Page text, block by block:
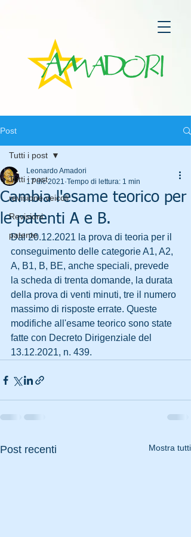
Post
Tutti i post
revisione veicoli
Revisioni
patente
Tutti i post
Cambia l'esame teorico per
le patenti A e B.
Leonardo Amadori
17 dic 2021 Tempo di lettura: 1 min
Dal 20.12.2021 la prova di teoria per il
conseguimento delle categorie A1, A2,
A, B1, B, BE, anche speciali, prevede
la scheda di trenta domande, la durata
della prova di venti minuti, tre il numero
massimo di risposte errate. Queste
modifiche all'esame teorico sono state
fatte con Decreto Dirigenziale del
13.12.2021, n. 439.
Post recenti Mostra tutti